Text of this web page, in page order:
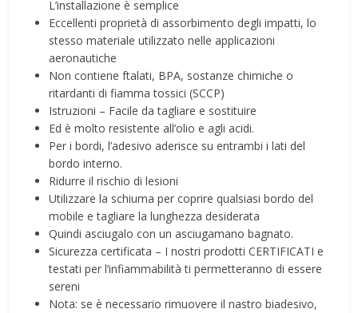
L’installazione è semplice
Eccellenti proprietà di assorbimento degli impatti, lo
stesso materiale utilizzato nelle applicazioni
aeronautiche
Non contiene ftalati, BPA, sostanze chimiche o
ritardanti di fiamma tossici (SCCP)
Istruzioni – Facile da tagliare e sostituire
Ed è molto resistente all’olio e agli acidi.
Per i bordi, l’adesivo aderisce su entrambi i lati del
bordo interno.
Ridurre il rischio di lesioni
Utilizzare la schiuma per coprire qualsiasi bordo del
mobile e tagliare la lunghezza desiderata
Quindi asciugalo con un asciugamano bagnato.
Sicurezza certificata – I nostri prodotti CERTIFICATI e
testati per l’infiammabilità ti permetteranno di essere
sereni
Nota: se è necessario rimuovere il nastro biadesivo,